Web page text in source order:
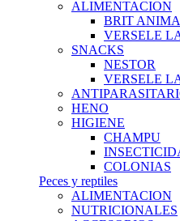
ALIMENTACION
BRIT
VERSELE
SNACKS
NESTOR
VERSELE
HENO
HIGIENE
CHAMPU
COLONIAS
Peces y reptiles
ALIMENTACION
NUTRICIONALES